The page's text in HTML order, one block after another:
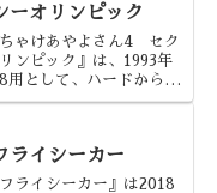
ーオリンピック
ちゃけあやよさん4 セク
ンピック』は、1993年
用として、ハードから発
した。有名なはっちゃけ
んシリーズの第4弾です
ので、いつ出たんだコ
てな雰囲気もあった作品...
ライシーカー
フライシーカー』は2018